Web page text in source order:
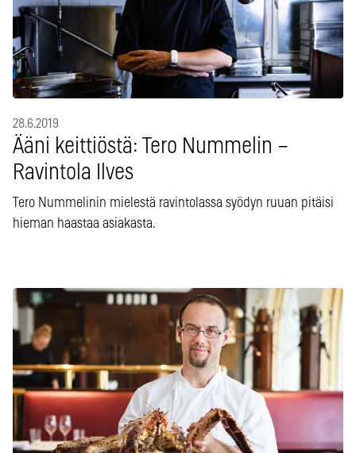
28.6.2019
Ääni keittiöstä: Tero Nummelin –
Ravintola Ilves
Tero Nummelinin mielestä ravintolassa syödyn ruuan pitäisi
hieman haastaa asiakasta.